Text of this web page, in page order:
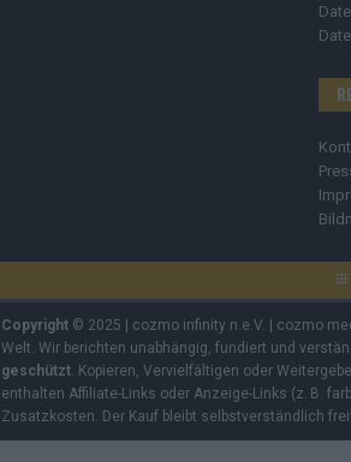
Copyright © 2025 | cozmo infinity n.e.V. | cozmo
Welt. Wir berichten unabhängig, fundiert und
geschützt . Kopieren, Vervielfältigen oder
enthalten Affiliate-Links oder Anzeige-Links (z. B.
Zusatzkosten. Der Kauf bleibt selbstverständlich